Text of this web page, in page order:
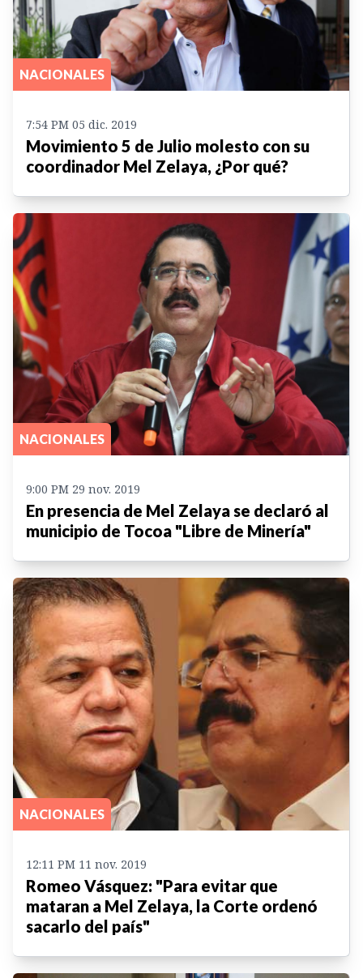
NACIONALES
7:54 PM 05 dic. 2019
Movimiento 5 de Julio molesto con su
coordinador Mel Zelaya, ¿Por qué?
NACIONALES
9:00 PM 29 nov. 2019
En presencia de Mel Zelaya se declaró al
municipio de Tocoa "Libre de Minería"
NACIONALES
12:11 PM 11 nov. 2019
Romeo Vásquez: "Para evitar que
mataran a Mel Zelaya, la Corte ordenó
sacarlo del país"